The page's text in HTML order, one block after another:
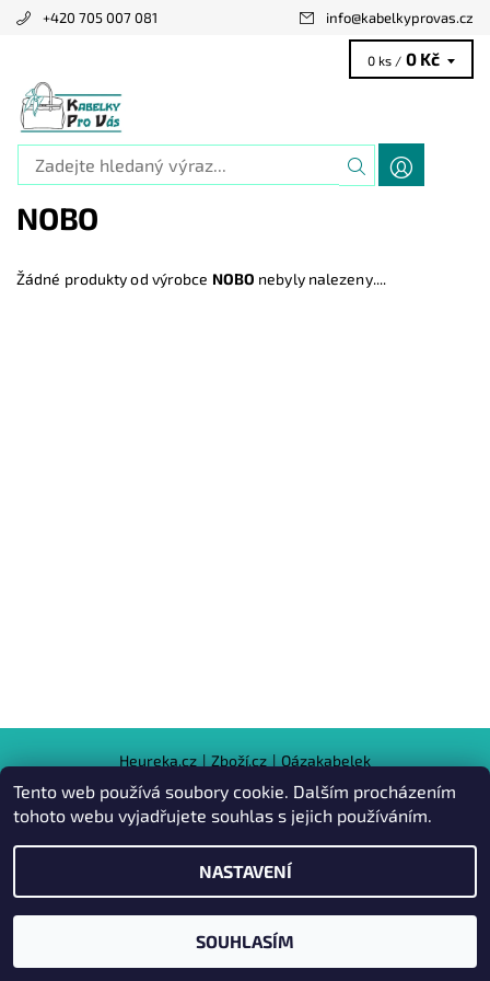
+420 705 007 081 info@kabelkyprovas.cz
0 ks / 0 Kč
NOBO
Žádné produkty od výrobce NOBO nebyly nalezeny....
Heureka.cz | Zboží.cz | Oázakabelek
2026 © Kabelky pro Vás, všechna práva vyhrazena
Vytvořil Shoptet
Tento web používá soubory cookie. Dalším procházením
tohoto webu vyjadřujete souhlas s jejich používáním.
NASTAVENÍ
SOUHLASÍM